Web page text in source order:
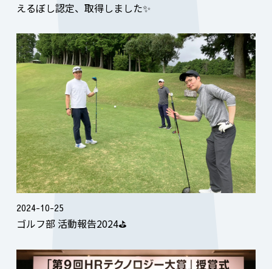
えるぼし認定、取得しました✨
2024-10-25
ゴルフ部 活動報告2024⛳